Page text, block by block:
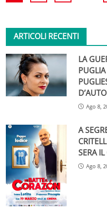
ARTICOLI RECENTI
LA
Ago 8,
A
SERA
Ago 8,